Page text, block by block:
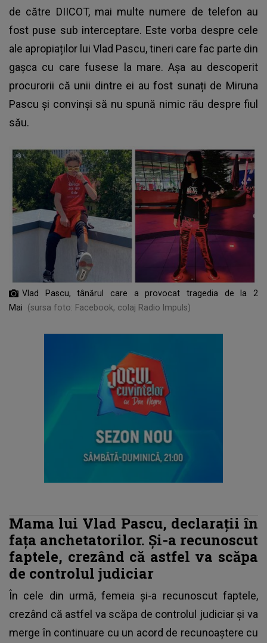
de către DIICOT, mai multe numere de telefon au
fost puse sub interceptare. Este vorba despre cele
ale apropiaților lui Vlad Pascu, tineri care fac parte din
gaşca cu care fusese la mare. Așa au descoperit
procurorii că unii dintre ei au fost sunați de Miruna
Pascu și convinși să nu spună nimic rău despre fiul
său.
Vlad Pascu, tânărul care a provocat tragedia de la 2
Mai
(sursa foto: Facebook, colaj Radio Impuls)
Mama lui Vlad Pascu, declarații în
fața anchetatorilor. Și-a recunoscut
faptele, crezând că astfel va scăpa
de controlul judiciar
În cele din urmă,femeia și-a recunoscut faptele,
crezând că astfel va scăpa de controlul judiciar și va
merge în continuare cu un acord de recunoaștere cu